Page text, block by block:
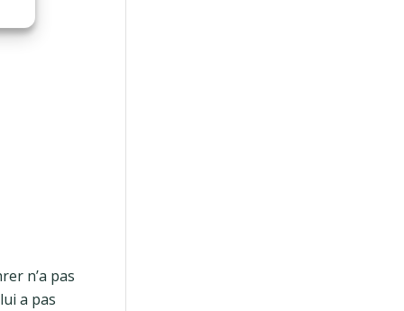
n’a pas
a pas